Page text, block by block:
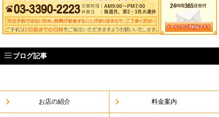
ブログ記事
2019年4月15日
フェイシャル&お顔そりキャンペーン
お店の紹介 料金案内